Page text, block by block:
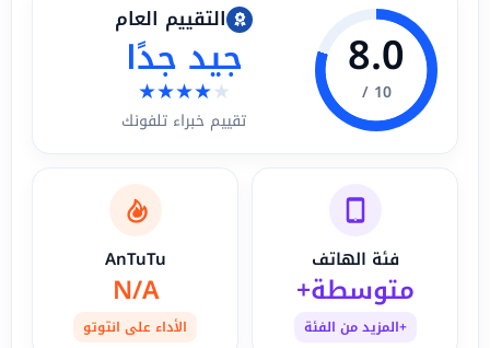
8.0
10 /
التقييم العام
جيد جدًا
★★★★★
تقييم خبراء تلفونك
فئة الهاتف
متوسطة+
+المزيد من الفئة
AnTuTu
N/A
الأداء على انتوتو